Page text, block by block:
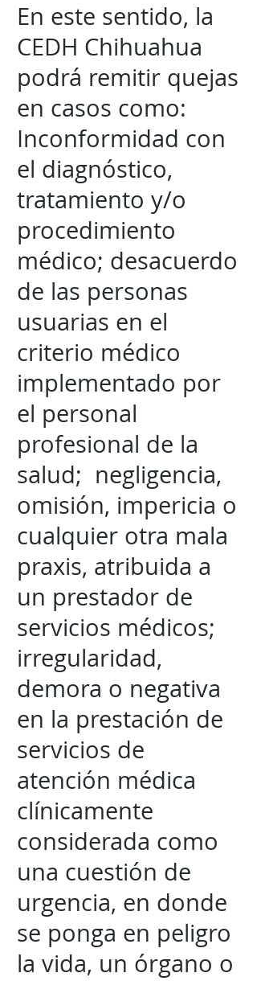
En este sentido, la
CEDH Chihuahua
podrá remitir quejas
en casos como:
Inconformidad con
el diagnóstico,
tratamiento y/o
procedimiento
médico; desacuerdo
de las personas
usuarias en el
criterio médico
implementado por
el personal
profesional de la
salud; negligencia,
omisión, impericia o
cualquier otra mala
praxis, atribuida a
un prestador de
servicios médicos;
irregularidad,
demora o negativa
en la prestación de
servicios de
atención médica
clínicamente
considerada como
una cuestión de
urgencia, en donde
se ponga en peligro
la vida, un órgano o